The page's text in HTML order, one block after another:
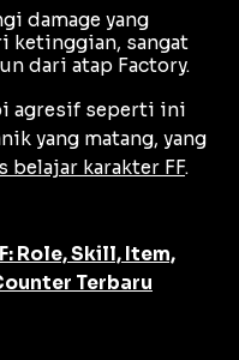
damage yang
ketinggian, sangat
dari atap Factory.
agresif seperti ini
yang matang, yang
belajar karakter FF.
Role, Skill, Item,
Terbaru